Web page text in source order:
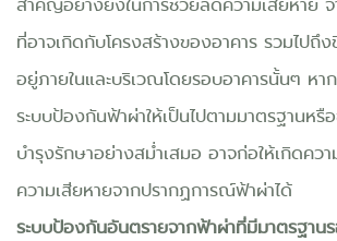
ที่อาจเกิดกับโครงสร้างของอาคาร รวมไปถึ
อยู่ภายในและบริเวณโดยรอบอาคารนั้นๆ หา
ระบบป้องกันฟ้าผ่าให้เป็นไปตามมาตรฐานหรื
บำรุงรักษาอย่างสม่ำเสมอ อาจก่อให้เกิดควา
ความเสียหายจากปรากฏการณ์ฟ้าผ่าได้
ระบบป้องกันอันตรายจากฟ้าผ่าที่มีมาตรฐาน